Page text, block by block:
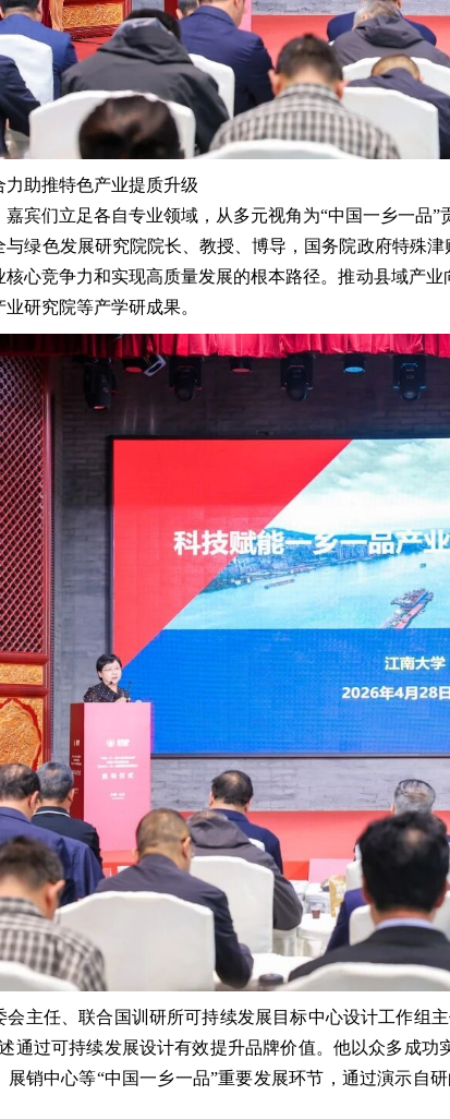
力助推特色产业提质升级
宾们立足各自专业领域，从多元视角为“中国一乡一品”
绿色发展研究院院长、教授、博导， 国务院政府特殊津
核心竞争力和实现高质量发展的根本路径。推动县域产
研究院等产学研成果。
会主任、联合国训研所可持续发展目标中心设计工作组
通过可持续发展设计有效提升品牌价值。他以众多成
展销中心等“中国一乡一品”重要发展环节，通过演示自